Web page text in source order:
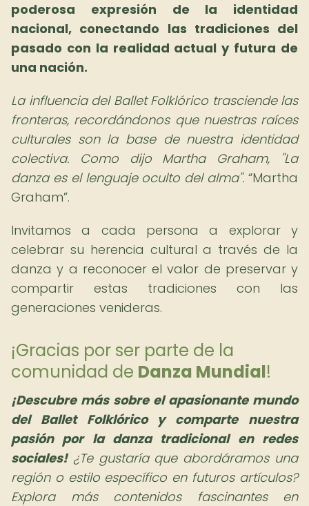
poderosa expresión de la identidad
nacional, conectando las tradiciones del
pasado con la realidad actual y futura de
una nación.
La influencia del Ballet Folklórico trasciende las
fronteras, recordándonos que nuestras raíces
culturales son la base de nuestra identidad
colectiva. Como dijo Martha Graham, "La
danza es el lenguaje oculto del alma". Martha
Graham .
Invitamos a cada persona a explorar y
celebrar su herencia cultural a través de la
danza y a reconocer el valor de preservar y
compartir estas tradiciones con las
generaciones venideras.
¡Gracias por ser parte de la
comunidad de Danza Mundial!
¡Descubre más sobre el apasionante mundo
del Ballet Folklórico y comparte nuestra
pasión por la danza tradicional en redes
sociales!¿Te gustaría que abordáramos una
región o estilo específico en futuros artículos?
Explora más contenidos fascinantes en